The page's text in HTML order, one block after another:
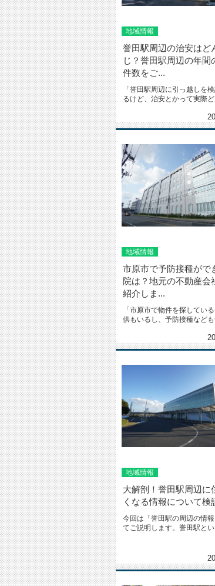
地域情報
誉田駅周辺の治安はど
じ？誉田駅周辺の年間
件数をご...
「誉田駅周辺に引っ越しを
るけど、治安とかって実際
地域情報
市原市で予防接種がで
院は？地元の不動産会
紹介しま...
「市原市で物件を探してい
供もいるし、予防接種など
地域情報
大解剖！誉田駅周辺に
くなる情報について検
今回は「誉田駅の周辺の情
てご説明します。誉田駅と